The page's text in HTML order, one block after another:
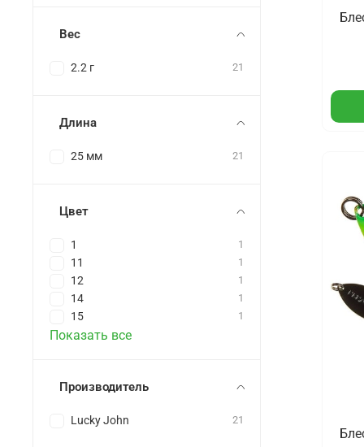
Вес
2.2 г 21
Длина
25 мм 21
Цвет
1 1
11 1
12 1
14 1
15 1
Показать все
Производитель
Lucky John 21